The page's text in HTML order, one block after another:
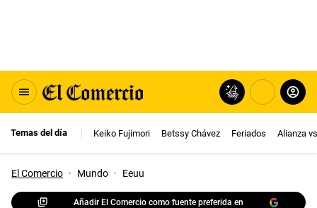
Temas del día Keiko Fujimori Betssy Chávez Feriados Alianza
El Comercio · Mundo · Eeuu
Añadir El Comercio como fuente preferida en